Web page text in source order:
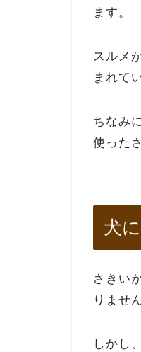
ます。
スルメ
まれて
ちなみ
使った
犬
さきい
りません
しかし